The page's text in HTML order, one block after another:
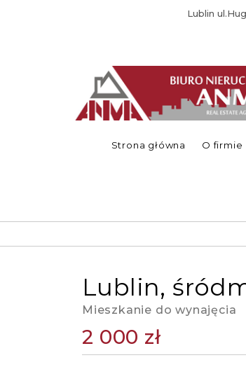
Lublin
Strona główna O firmie
lublin,
Mieszkanie do wynajęcia
2 000 zł